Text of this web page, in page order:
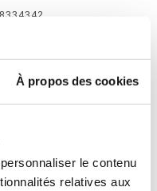
À propos des cookies
le contenu
relatives aux
Olympic Decline Bench
poitrine (bas du muscle
en longueur dans 9